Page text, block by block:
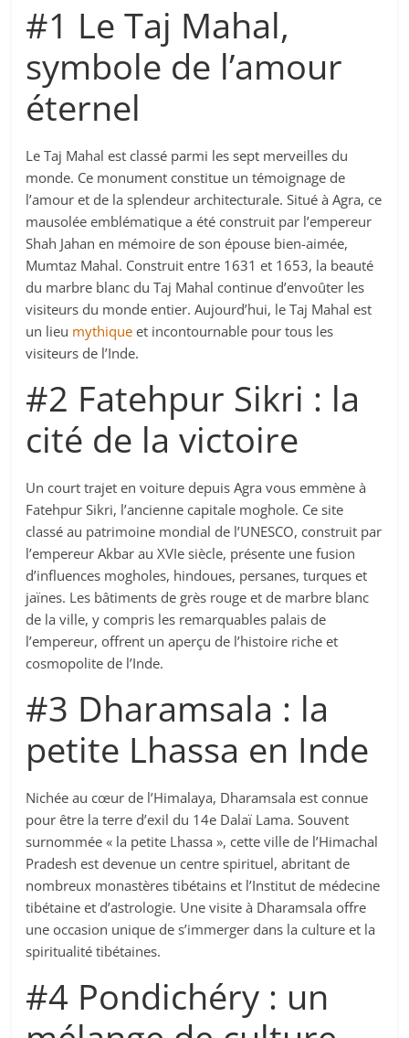
#1 Le Taj Mahal,
symbole de l’amour
éternel
Le Taj Mahal est classé parmi les sept merveilles du
monde. Ce monument constitue un témoignage de
l’amour et de la splendeur architecturale. Situé à Agra, ce
mausolée emblématique a été construit par l’empereur
Shah Jahan en mémoire de son épouse bien-aimée,
Mumtaz Mahal. Construit entre 1631 et 1653, la beauté
du marbre blanc du Taj Mahal continue d’envoûter les
visiteurs du monde entier. Aujourd’hui, le Taj Mahal est
un lieu mythique et incontournable pour tous les
visiteurs de l’Inde.
#2 Fatehpur Sikri : la
cité de la victoire
Un court trajet en voiture depuis Agra vous emmène à
Fatehpur Sikri, l’ancienne capitale moghole. Ce site
classé au patrimoine mondial de l’UNESCO, construit par
l’empereur Akbar au XVIe siècle, présente une fusion
d’influences mogholes, hindoues, persanes, turques et
jaïnes. Les bâtiments de grès rouge et de marbre blanc
de la ville, y compris les remarquables palais de
l’empereur, offrent un aperçu de l’histoire riche et
cosmopolite de l’Inde.
#3 Dharamsala : la
petite Lhassa en Inde
Nichée au cœur de l’Himalaya, Dharamsala est connue
pour être la terre d’exil du 14e Dalaï Lama. Souvent
surnommée « la petite Lhassa », cette ville de l’Himachal
Pradesh est devenue un centre spirituel, abritant de
nombreux monastères tibétains et l’Institut de médecine
tibétaine et d’astrologie. Une visite à Dharamsala offre
une occasion unique de s’immerger dans la culture et la
spiritualité tibétaines.
#4 Pondichéry : un